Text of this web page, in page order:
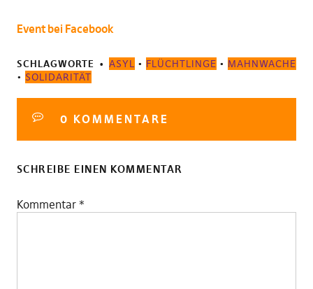
Event bei Facebook
SCHLAGWORTE ASYL • FLÜCHTLINGE • MAHNWACHE
• SOLIDARITÄT
0 KOMMENTARE
SCHREIBE EINEN KOMMENTAR
Kommentar *